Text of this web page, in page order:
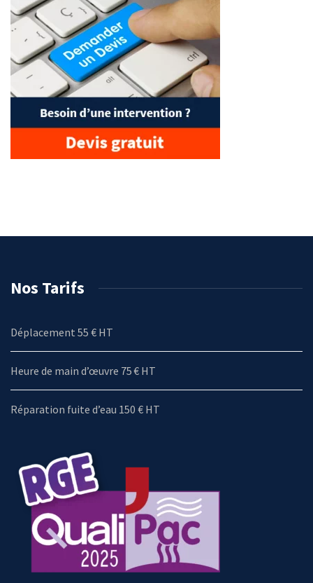
Nos Tarifs
Déplacement 55 € HT
Heure de main d’œuvre 75 € HT
Réparation fuite d’eau 150 € HT